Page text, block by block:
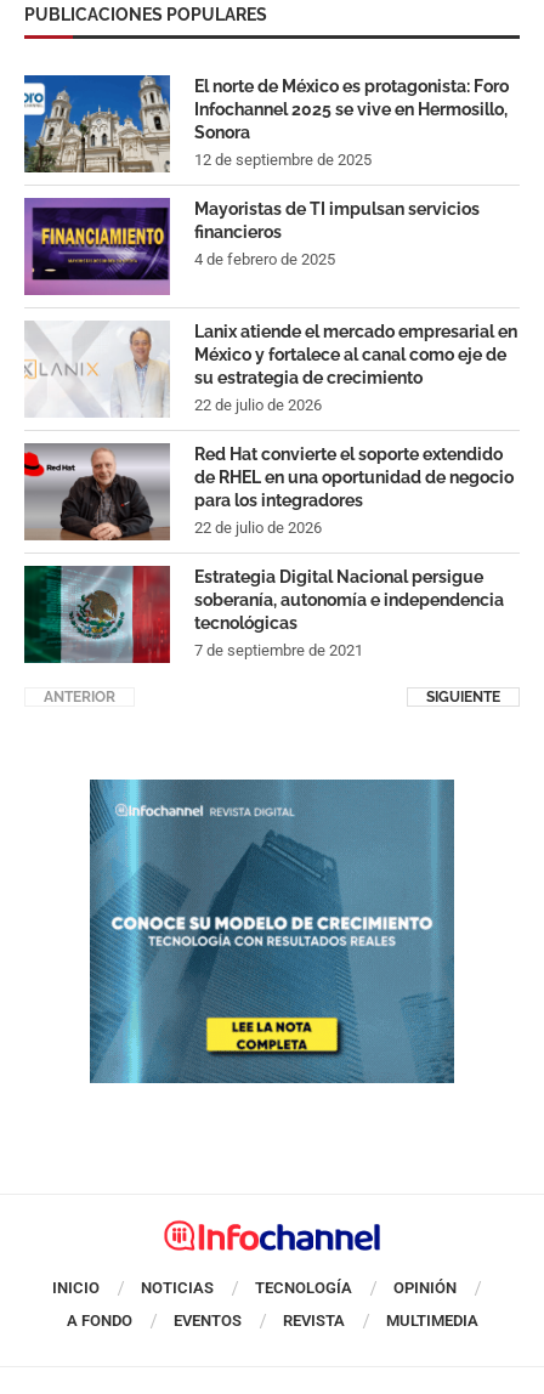
PUBLICACIONES POPULARES
El norte de México es protagonista: Foro
Infochannel 2025 se vive en Hermosillo,
Sonora
12 de septiembre de 2025
Mayoristas de TI impulsan servicios
financieros
4 de febrero de 2025
Lanix atiende el mercado empresarial en
México y fortalece al canal como eje de
su estrategia de crecimiento
22 de julio de 2026
Red Hat convierte el soporte extendido
de RHEL en una oportunidad de negocio
para los integradores
22 de julio de 2026
Estrategia Digital Nacional persigue
soberanía, autonomía e independencia
tecnológicas
7 de septiembre de 2021
ANTERIOR SIGUIENTE
INICIO NOTICIAS TECNOLOGÍA
OPINIÓN
A FONDO
EVENTOS REVISTA MULTIMEDIA